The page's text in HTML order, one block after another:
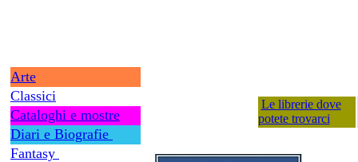
Arte
Classici
Cataloghi e mostre
Diari e Biografie
Fantasy
Le librerie dove
potete trovarci